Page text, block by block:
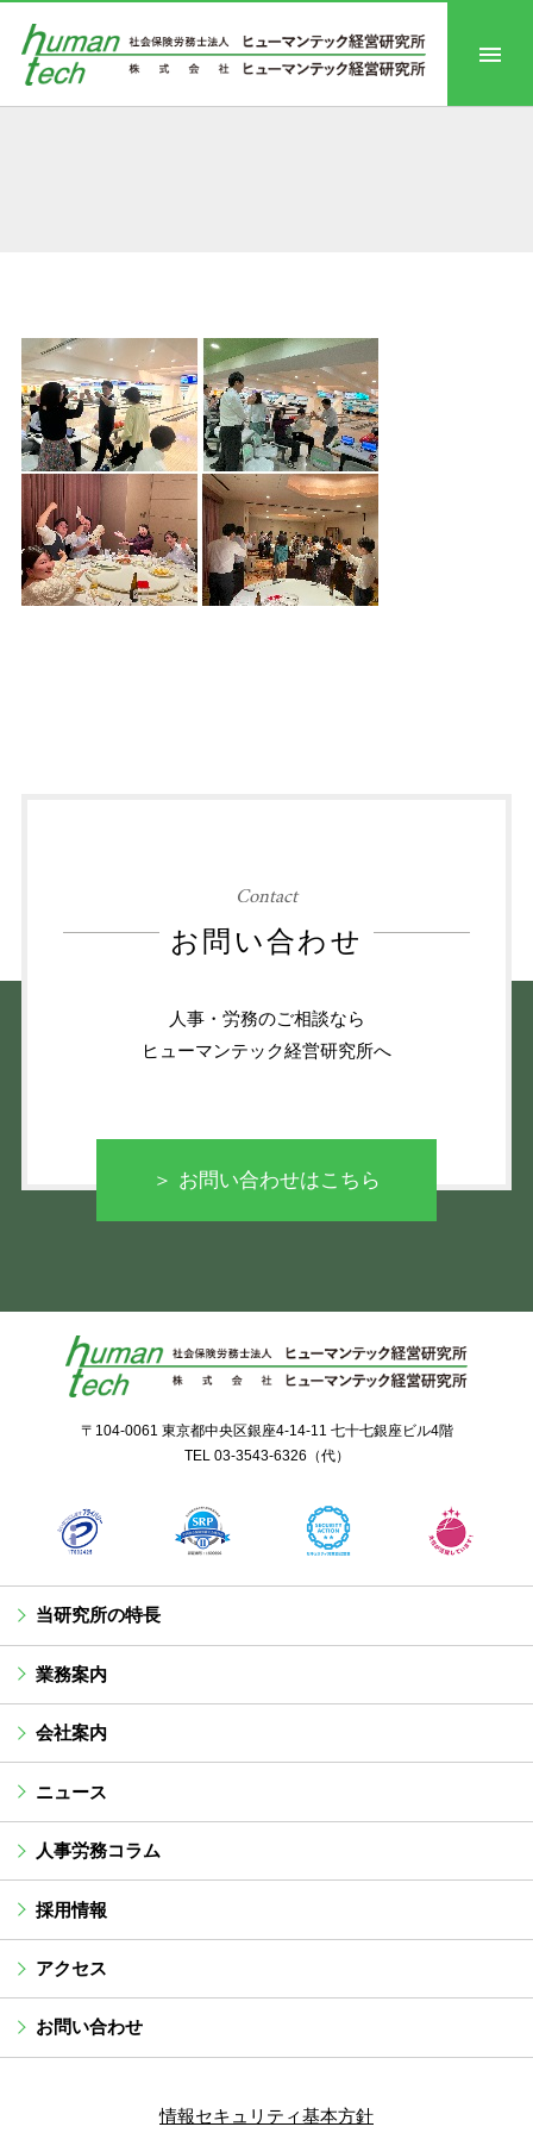
Contact
お問い合わせ
人事・労務のご相談なら
ヒューマンテック経営研究所へ
＞ お問い合わせはこちら
〒104-0061 東京都中央区銀座4-14-11 七十七銀座ビル4階
TEL 03-3543-6326 （代）
当研究所の特長
業務案内
会社案内
ニュース
人事労務コラム
採用情報
アクセス
お問い合わせ
情報セキュリティ基本方針